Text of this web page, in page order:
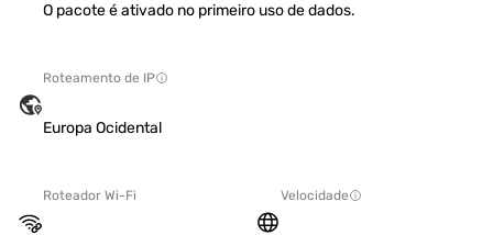
O pacote é ativado no primeiro uso de dados.
Roteamento de IP
Europa Ocidental
Roteador Wi-Fi Velocidade